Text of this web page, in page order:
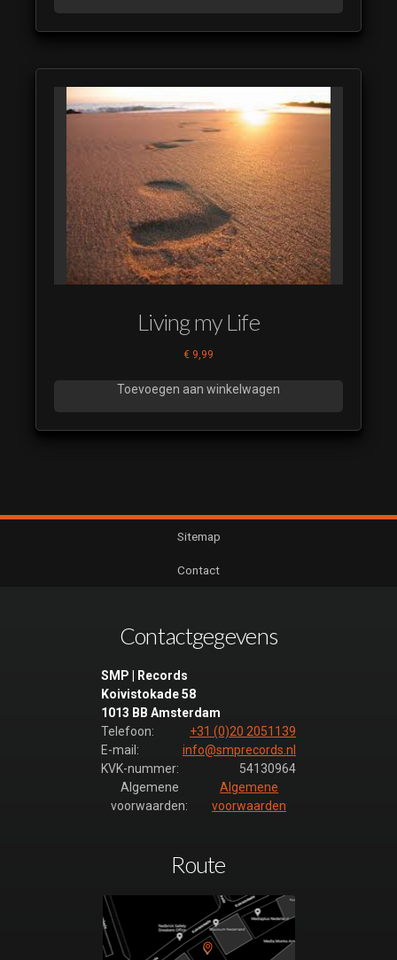
Living my Life
€ 9,99
Toevoegen aan winkelwagen
Sitemap
Contact
Contactgegevens
SMP | Records
Koivistokade 58
1013 BB Amsterdam
Telefoon:
+31 (0)20 2051139
E-mail:
info@smprecords.nl
KVK-nummer:
54130964
Algemene
voorwaarden:
Algemene
voorwaarden
Route